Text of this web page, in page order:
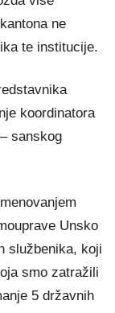
ne
te institucije.
koordinatora
sanskog
Unsko
službenika, koji
smo zatražili
5 državnih